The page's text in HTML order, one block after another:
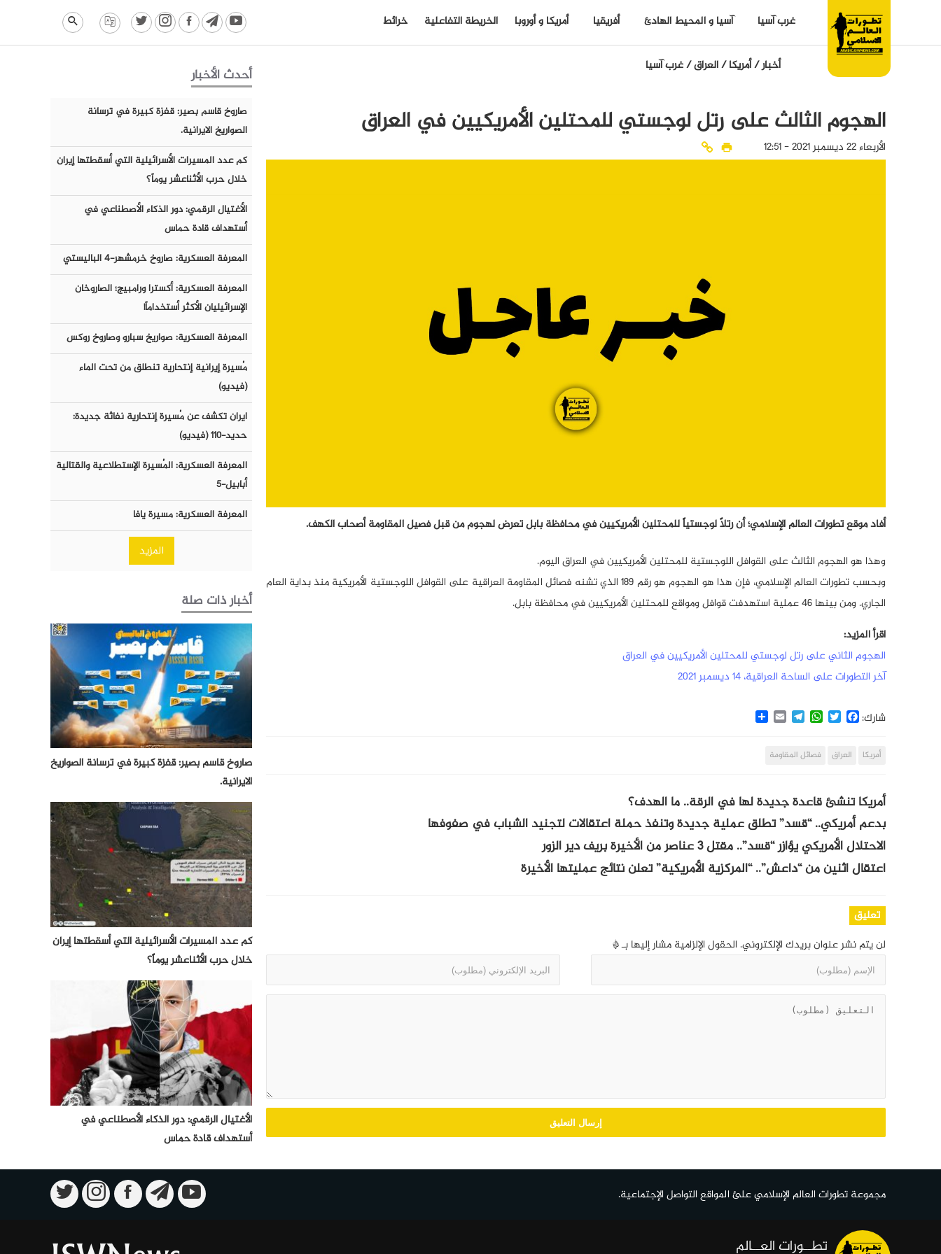
غرب آسيا آسيا و المحيط الهادئ أفريقيا أمريكا و أوروبا الخريطة التفاعلية خرائط
أخبار/أمريكا/العراق/غرب آسيا
الهجوم الثالث على رتل لوجستي للمحتلين الأمريكيين في العراق
الأربعاء 22 ديسمبر 2021 - 12:51
أفاد موقع تطورات العالم الإسلامي؛ أن رتلاً لوجستياً للمحتلين الأمريكيين في محافظة بابل تعرض لهجوم من قبل فصيل المقاومة أصحاب الكهف.
وهذا هو الهجوم الثالث على القوافل اللوجستية للمحتلين الأمريكيين في العراق اليوم.
وبحسب تطورات العالم الإسلامي، فإن هذا هو الهجوم هو رقم 189 الذي تشنه فصائل المقاومة العراقية على القوافل اللوجستية الأمريكية منذ بداية العام
الجاري. ومن بينها 46 عملية استهدفت قوافل ومواقع للمحتلين الأمريكيين في محافظة بابل.
اقرأ المزيد:
الهجوم الثاني على رتل لوجستي للمحتلين الأمريكيين في العراق
آخر التطورات على الساحة العراقية، 14 ديسمبر 2021
شارك: Facebook
Twitter
WhatsApp
Telegram
Email
أمريكا العراق فصائل المقاومة
أمريكا تنشئ قاعدة جديدة لها في الرقة.. ما الهدف؟
بدعم أمريكي.. “قسد” تطلق عملية جديدة وتنفذ حملة اعتقالات لتجنيد الشباب في صفوفها
الاحتلال الأمريكي يؤازر “قسد”.. مقتل 3 عناصر من الأخيرة بريف دير الزور
اعتقال اثنين من “داعش”.. “المركزية الأمريكية” تعلن نتائج عمليتها الأخيرة
تعليق
لن يتم نشر عنوان بريدك الإلكتروني. الحقول الإلزامية مشار إليها بـ*
أحدث الأخبار
صاروخ قاسم بصير: قفزة كبيرة في ترسانة
الصواريخ الايرانية.
كم عدد المسيرات الأسرائيلية التي أسقطتها إيران
خلال حرب الأثناعشر يوماً؟
الأغتيال الرقمي: دور الذكاء الأصطناعي في
أستهداف قادة حماس
المعرفة العسكرية: صاروخ خرمشهر-٤ الباليستي
المعرفة العسكرية: أكسترا ورامبيج؛ الصاروخان
الإسرائيليان الأكثر أستخداماً!
المعرفة العسكرية: صواريخ سبارو وصاروخ روكس
مُسيرة إيرانية إنتحارية تنطلق من تحت الماء
(فيديو)
ايران تكشف عن مُسيرة إنتحارية نفاثة جديدة:
حديد-١١٠ (فيديو)
المعرفة العسكرية: المُسيرة الإستطلاعية والقتالية
أبابيل-٥
المعرفة العسكرية: مسيرة يافا
المزيد
أخبار ذات صلة
صاروخ قاسم بصير: قفزة كبيرة في ترسانة الصواريخ
الايرانية.
كم عدد المسيرات الأسرائيلية التي أسقطتها إيران
خلال حرب الأثناعشر يوماً؟
الأغتيال الرقمي: دور الذكاء الأصطناعي في
أستهداف قادة حماس
مجموعة تطورات العالم الإسلامي علئ المواقع التواصل الإجتماعية.
تطــورات العــالم